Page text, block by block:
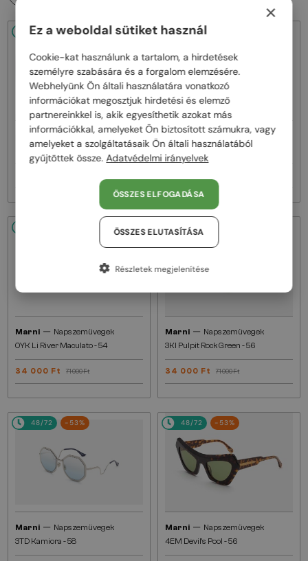
48/72 -53%
— Napszemüvegek
ME641S - 218 - 54
48/72
Marni — Napszemüvegek
ME641S - 212 - 54
Marni — Napszemüvegek
0YK Li River Maculato - 54
34 000 Ft 71 000 Ft
48/72
Marni — Napszemüvegek
3KI Pulpit Rock Green - 56
34 000 Ft 71 000 Ft
48/72 -53%
Marni — Napszemüvegek
3TD Kamiora - 58
48/72 -53%
Marni — Napszemüvegek
4EM Devil's Pool - 56
×
Ez a weboldal sütiket használ
Cookie-kat használunk a tartalom, a hirdetések
személyre szabására és a forgalom elemzésére.
Webhelyünk Ön általi használatára vonatkozó
információkat megosztjuk hirdetési és elemző
partnereinkkel is, akik egyesíthetik azokat más
információkkal, amelyeket Ön biztosított számukra, vagy
amelyeket a szolgáltatásaik Ön általi használatából
gyűjtöttek össze. Adatvédelmi irányelvek
ÖSSZES ELFOGADÁSA
ÖSSZES ELUTASÍTÁSA
Részletek megjelenítése